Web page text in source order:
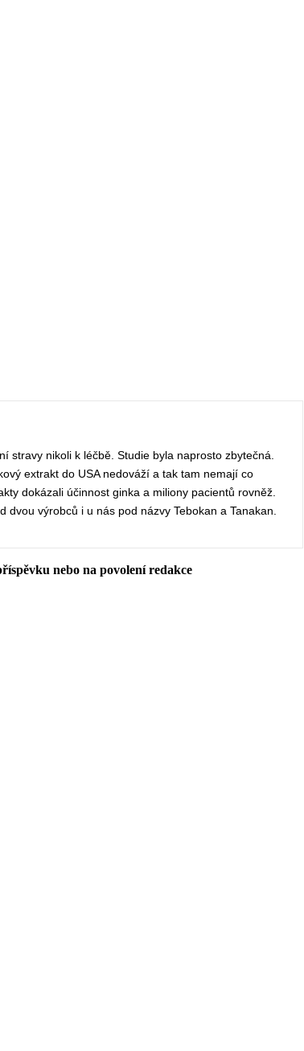
stravy nikoli k léčbě. Studie byla naprosto zbytečná.
extrakt do USA nedováží a tak tam nemají co
dokázali účinnost ginka a miliony pacientů rovněž.
výrobců i u nás pod názvy Tebokan a Tanakan.
nebo na povolení redakce